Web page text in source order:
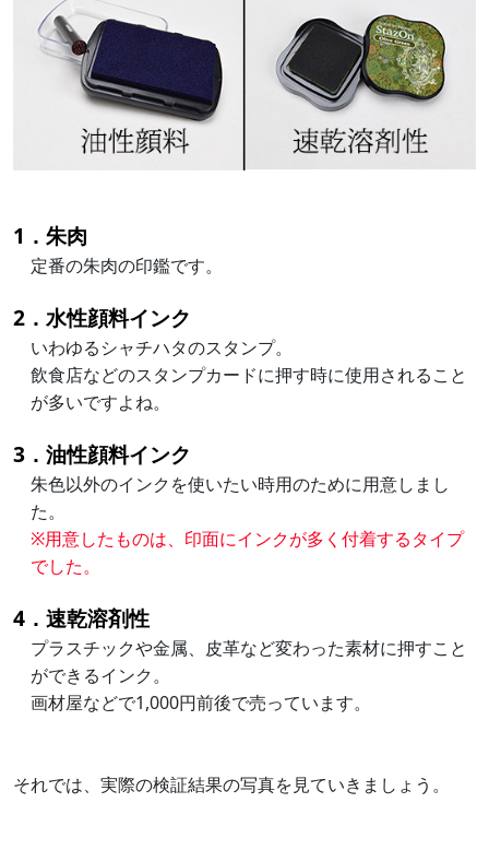
1．朱肉
定番の朱肉の印鑑です。
2．水性顔料インク
いわゆるシャチハタのスタンプ。
飲食店などのスタンプカードに押す時に使用されること
が多いですよね。
3．油性顔料インク
朱色以外のインクを使いたい時用のために用意しまし
た。
※用意したものは、印面にインクが多く付着するタイプ
でした。
4．速乾溶剤性
プラスチックや金属、皮革など変わった素材に押すこと
ができるインク。
画材屋などで1,000円前後で売っています。
それでは、実際の検証結果の写真を見ていきましょう。